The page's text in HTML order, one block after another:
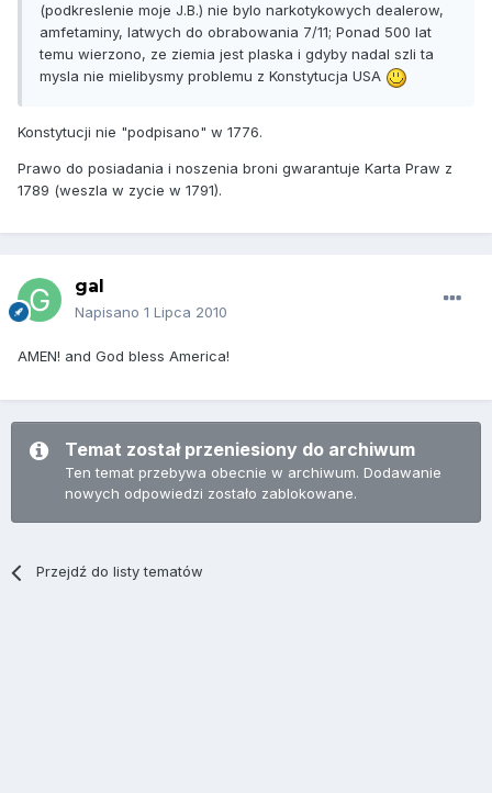
(podkreslenie moje J.B.) nie bylo narkotykowych dealerow,
amfetaminy, latwych do obrabowania 7/11; Ponad 500 lat
temu wierzono, ze ziemia jest plaska i gdyby nadal szli ta
mysla nie mielibysmy problemu z Konstytucja USA
Konstytucji nie "podpisano" w 1776.
Prawo do posiadania i noszenia broni gwarantuje Karta Praw z
1789 (weszla w zycie w 1791).
gal
Napisano 1 Lipca 2010
AMEN! and God bless America!
Temat został przeniesiony do archiwum
Ten temat przebywa obecnie w archiwum. Dodawanie
nowych odpowiedzi zostało zablokowane.
Przejdź do listy tematów